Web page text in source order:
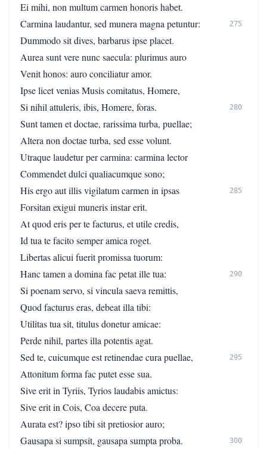
Ei mihi, non multum carmen honoris habet.
Carmina laudantur, sed munera magna petuntur:
275
Dummodo sit dives, barbarus ipse placet.
Aurea sunt vere nunc saecula: plurimus auro
Venit honos: auro conciliatur amor.
Ipse licet venias Musis comitatus, Homere,
Si nihil attuleris, ibis, Homere, foras.
280
Sunt tamen et doctae, rarissima turba, puellae;
Altera non doctae turba, sed esse volunt.
Utraque laudetur per carmina: carmina lector
Commendet dulci qualiacumque sono;
His ergo aut illis vigilatum carmen in ipsas
285
Forsitan exigui muneris instar erit.
At quod eris per te facturus, et utile credis,
Id tua te facito semper amica roget.
Libertas alicui fuerit promissa tuorum:
Hanc tamen a domina fac petat ille tua:
290
Si poenam servo, si vincula saeva remittis,
Quod facturus eras, debeat illa tibi:
Utilitas tua sit, titulus donetur amicae:
Perde nihil, partes illa potentis agat.
Sed te, cuicumque est retinendae cura puellae,
295
Attonitum forma fac putet esse sua.
Sive erit in Tyriis, Tyrios laudabis amictus:
Sive erit in Cois, Coa decere puta.
Aurata est? ipso tibi sit pretiosior auro;
Gausapa si sumpsit, gausapa sumpta proba.
300